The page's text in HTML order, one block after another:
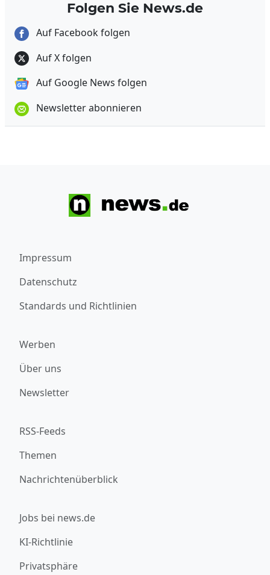
Folgen Sie News.de
Auf Facebook folgen
Auf X folgen
Auf Google News folgen
Newsletter abonnieren
Impressum
Datenschutz
Standards und Richtlinien
Werben
Über uns
Newsletter
RSS-Feeds
Themen
Nachrichtenüberblick
Jobs bei news.de
KI-Richtlinie
Privatsphäre